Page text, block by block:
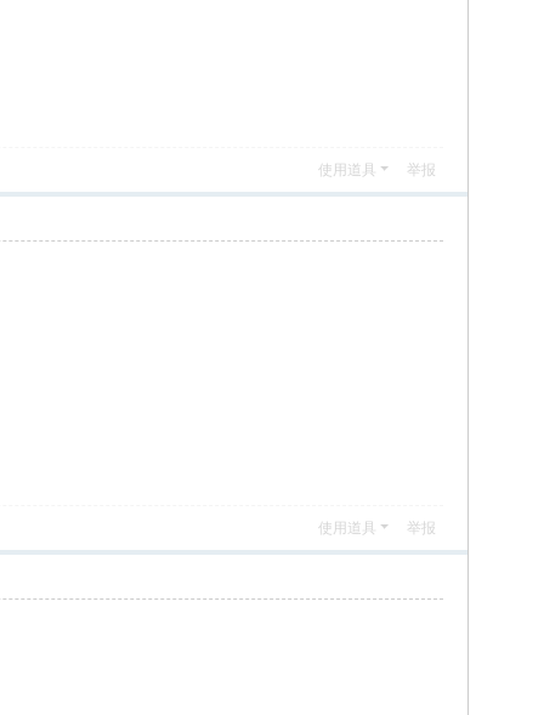
使用道具 举报
使用道具 举报